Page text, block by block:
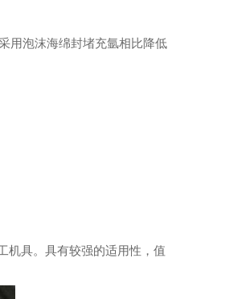
用泡沫海绵封堵充氩相比降低
机具。具有较强的适用性，值